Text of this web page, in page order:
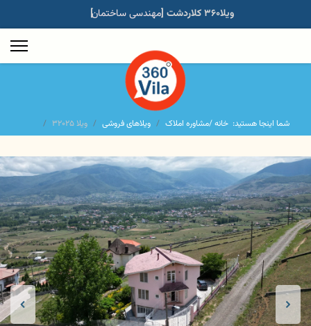
ویلا۳۶۰ کلاردشت [ مهندسی ساختمان
خدمات املاک ]
شما اینجا هستید: خانه /مشاوره املاک ویلاهای فروشی ویلا ۳۲۰۲۵